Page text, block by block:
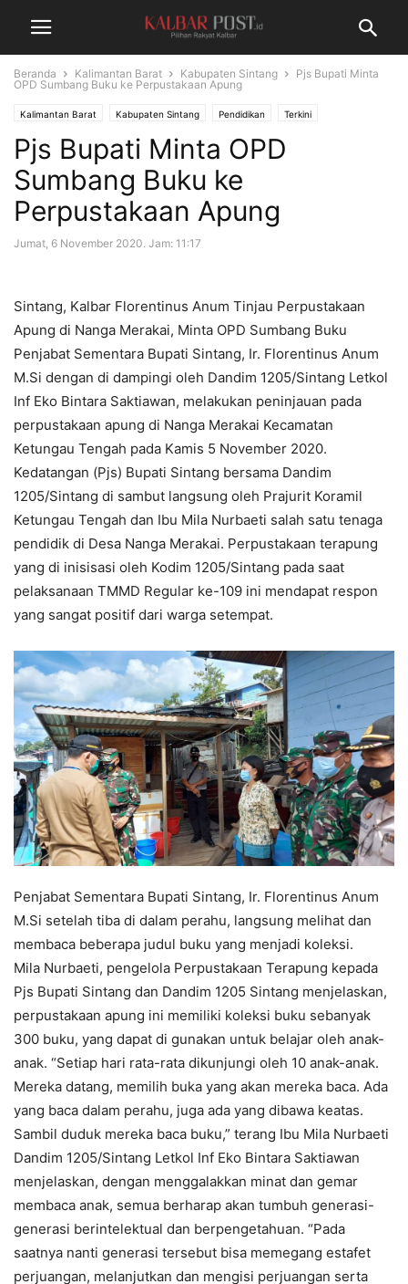
Beranda Kalimantan Barat Kabupaten Sintang
Pjs Bupati Minta
OPD Sumbang Buku ke Perpustakaan Apung
Kalimantan Barat Kabupaten Sintang Pendidikan Terkini
Pjs Bupati Minta OPD
Sumbang Buku ke
Perpustakaan Apung
Jumat, 6 November 2020. Jam: 11:17
Sintang, Kalbar Florentinus Anum Tinjau Perpustakaan
Apung di Nanga Merakai, Minta OPD Sumbang Buku
Penjabat Sementara Bupati Sintang, Ir. Florentinus Anum
M.Si dengan di dampingi oleh Dandim 1205/Sintang Letkol
Inf Eko Bintara Saktiawan, melakukan peninjauan pada
perpustakaan apung di Nanga Merakai Kecamatan
Ketungau Tengah pada Kamis 5 November 2020.
Kedatangan (Pjs) Bupati Sintang bersama Dandim
1205/Sintang di sambut langsung oleh Prajurit Koramil
Ketungau Tengah dan Ibu Mila Nurbaeti salah satu tenaga
pendidik di Desa Nanga Merakai. Perpustakaan terapung
yang di inisisasi oleh Kodim 1205/Sintang pada saat
pelaksanaan TMMD Regular ke-109 ini mendapat respon
yang sangat positif dari warga setempat.
Penjabat Sementara Bupati Sintang, Ir. Florentinus Anum
M.Si setelah tiba di dalam perahu, langsung melihat dan
membaca beberapa judul buku yang menjadi koleksi.
Mila Nurbaeti, pengelola Perpustakaan Terapung kepada
Pjs Bupati Sintang dan Dandim 1205 Sintang menjelaskan,
perpustakaan apung ini memiliki koleksi buku sebanyak
300 buku, yang dapat di gunakan untuk belajar oleh anak-
anak. “Setiap hari rata-rata dikunjungi oleh 10 anak-anak.
Mereka datang, memilih buka yang akan mereka baca. Ada
yang baca dalam perahu, juga ada yang dibawa keatas.
Sambil duduk mereka baca buku,” terang Ibu Mila Nurbaeti
Dandim 1205/Sintang Letkol Inf Eko Bintara Saktiawan
menjelaskan, dengan menggalakkan minat dan gemar
membaca anak, semua berharap akan tumbuh generasi-
generasi berintelektual dan berpengetahuan. “Pada
saatnya nanti generasi tersebut bisa memegang estafet
perjuangan, melanjutkan dan mengisi perjuangan serta